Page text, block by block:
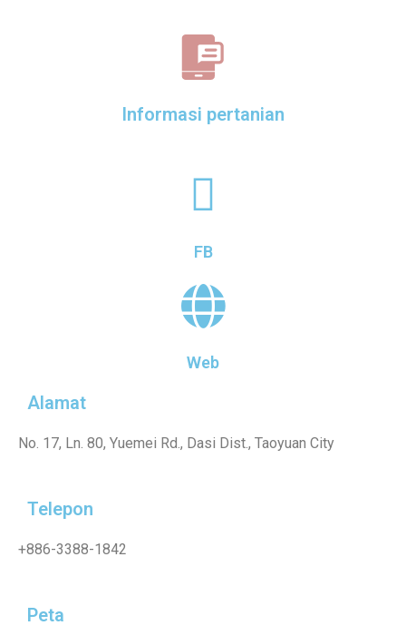
Informasi pertanian
Telepon
+886-3388-1842
Alamat
No. 17, Ln. 80, Yuemei Rd., Dasi Dist., Taoyuan City
Web
FB
Peta